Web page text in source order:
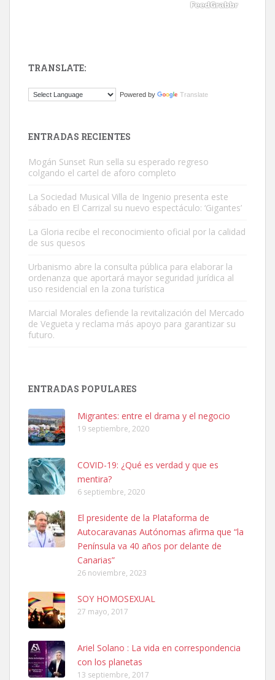
El ayuntamiento se va a llevar a Los Gatos callejeros de la zona los
Este gato macho ha aparecido en la calle hace menos de un mes,
Leales.org » Gran Canaria | 9.7.2025
Leales.org » Gran Canaria
SHIBA PERDIDO AVDA JOSE MESA Y LOPEZ
PERRO MACHO RAZA SHIBA CON MICROCHIP PERDIDO HOY
06/07/2025 ZONA MESA Y LOPEZ. ES MUY ASUSTADIZO
Leales.org » Gran Canaria
6.7.2025
Ninfa perdida
El día 5 se los perdió una ninfa papillera, asustada tiene miedo a la
TRANSLATE:
Powered by Translate
ENTRADAS RECIENTES
Mogán Sunset Run sella su esperado regreso
colgando el cartel de aforo completo
La Sociedad Musical Villa de Ingenio presenta este
sábado en El Carrizal su nuevo espectáculo: ‘Gigantes’
La Gloria recibe el reconocimiento oficial por la calidad
de sus quesos
Urbanismo abre la consulta pública para elaborar la
ordenanza que aportará mayor seguridad jurídica al
uso residencial en la zona turística
Marcial Morales defiende la revitalización del Mercado
de Vegueta y reclama más apoyo para garantizar su
futuro.
ENTRADAS POPULARES
Migrantes: entre el drama y el negocio
19 septiembre, 2020
COVID-19: ¿Qué es verdad y que es
mentira?
6 septiembre, 2020
El presidente de la Plataforma de
Autocaravanas Autónomas afirma que “la
Península va 40 años por delante de
Canarias”
26 noviembre, 2023
SOY HOMOSEXUAL
27 mayo, 2017
Ariel Solano : La vida en correspondencia
con los planetas
13 septiembre, 2017